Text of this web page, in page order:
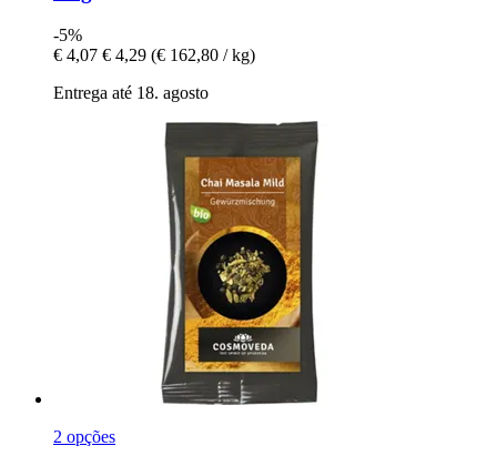
-5%
€ 4,07 € 4,29 (€ 162,80 / kg)
Entrega até 18. agosto
2 opções